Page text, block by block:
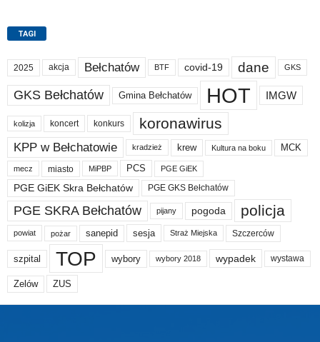
TAGI
2025 akcja Bełchatów BTF covid-19 dane GKS
GKS Bełchatów Gmina Bełchatów HOT IMGW
kolizja koncert konkurs koronawirus
KPP w Bełchatowie kradzież krew Kultura na boku MCK
mecz miasto MiPBP PCS PGE GiEK
PGE GiEK Skra Bełchatów PGE GKS Bełchatów
PGE SKRA Bełchatów pijany pogoda policja
powiat pożar sanepid sesja Straż Miejska Szczerców
szpital TOP wybory wybory 2018 wypadek wystawa
Zelów ZUS